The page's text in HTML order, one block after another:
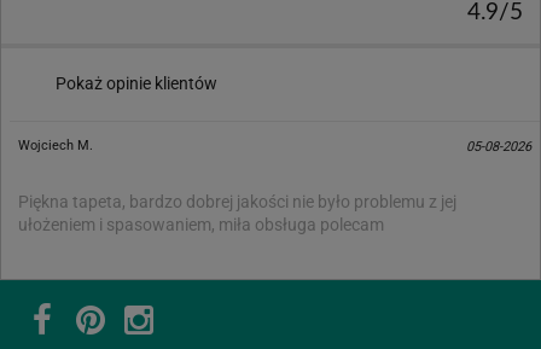
4.9/5
Pokaż opinie klientów
Wojciech M. 05-08-2026
Piękna tapeta, bardzo dobrej jakości nie było problemu z jej
ułożeniem i spasowaniem, miła obsługa polecam